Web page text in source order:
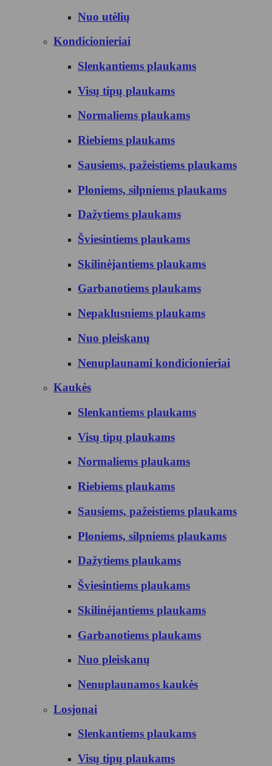
Nuo utėlių
Kondicionieriai
Slenkantiems plaukams
Visų tipų plaukams
Normaliems plaukams
Riebiems plaukams
Sausiems, pažeistiems plaukams
Ploniems, silpniems plaukams
Dažytiems plaukams
Šviesintiems plaukams
Skilinėjantiems plaukams
Garbanotiems plaukams
Nepaklusniems plaukams
Nuo pleiskanų
Nenuplaunami kondicionieriai
Kaukės
Slenkantiems plaukams
Visų tipų plaukams
Normaliems plaukams
Riebiems plaukams
Sausiems, pažeistiems plaukams
Ploniems, silpniems plaukams
Dažytiems plaukams
Šviesintiems plaukams
Skilinėjantiems plaukams
Garbanotiems plaukams
Nuo pleiskanų
Nenuplaunamos kaukės
Losjonai
Slenkantiems plaukams
Visų tipų plaukams